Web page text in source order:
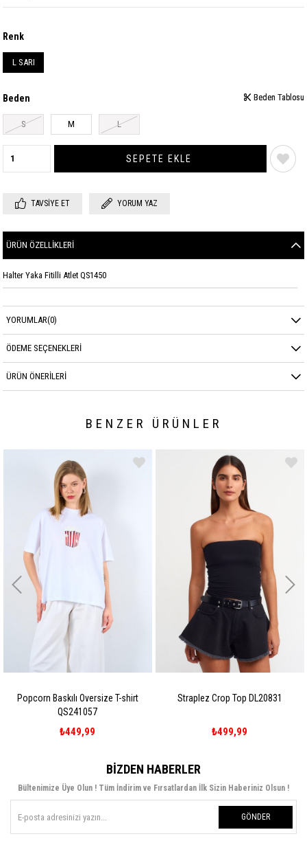
Renk
L SARI
Beden
S M L
Beden Tablosu
Beden Tablosu
TAVSIYE ET YORUM YAZ
ÜRÜN ÖZELLIKLERI
Halter Yaka Fitilli Atlet QS1450
YORUMLAR(0)
ÖDEME SEÇENEKLERI
ÜRÜN ÖNERILERI
BENZER ÜRÜNLER
Popcorn Baskılı Oversize T-shirt
QS241057
₺449,99
Straplez Crop Top DL20831
₺499,99
BIZDEN HABERLER
Bültenimize Üye Olun ! Tüm İndirim ve Fırsatlardan İlk Sizin Haberiniz Olsun !
GÖNDER